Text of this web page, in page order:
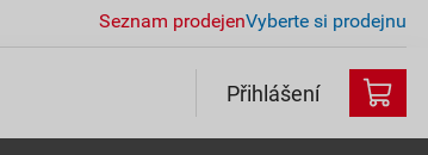
Seznam prodejenVyberte si prodejnu
Přihlášení